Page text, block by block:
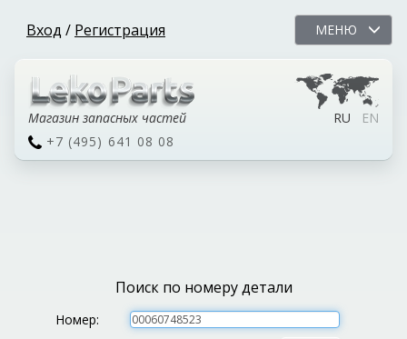
Вход / Регистрация МЕНЮ
Магазин запасных частей RU
EN
+7 (495) 641 08 08
Поиск по номеру детали
Номер: